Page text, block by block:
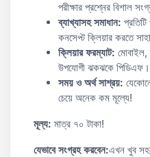
পরীক্ষার প্রশ্নের বিশাল
ব্যাখ্যাসহ সমাধান:
কনসেপ্ট ক্লিয়ার করতে
ক্লিয়ার ফরম্যাট: মোবাইল,
উপযোগী ঝকঝকে পিডিএফ।
সময় ও অর্থ সাশ্রয়:
চেয়ে অনেক কম মূল্যে!
মূল্য: মাত্র ৭০ টাকা!
যেভাবে সংগ্রহ করবেন:এখন খুব